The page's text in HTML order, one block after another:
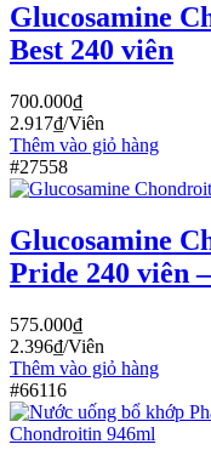
Glucosamine
Best 240 viên
700.000₫
2.917₫/Viên
Thêm vào giỏ hàng
#27558
Glucosamine
Pride 240 viên
575.000₫
2.396₫/Viên
Thêm vào giỏ hàng
#66116